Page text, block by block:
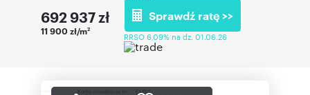
692 937zł
11 900 zł/m2
Sprawdź ratę >>
RRSO 6,09% na dz. 01.06.26